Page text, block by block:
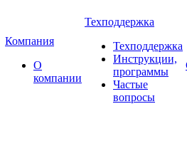
Компания
О
компании
Техподдержка
Техподдержка
Инструкции,
программы
Частые
вопросы